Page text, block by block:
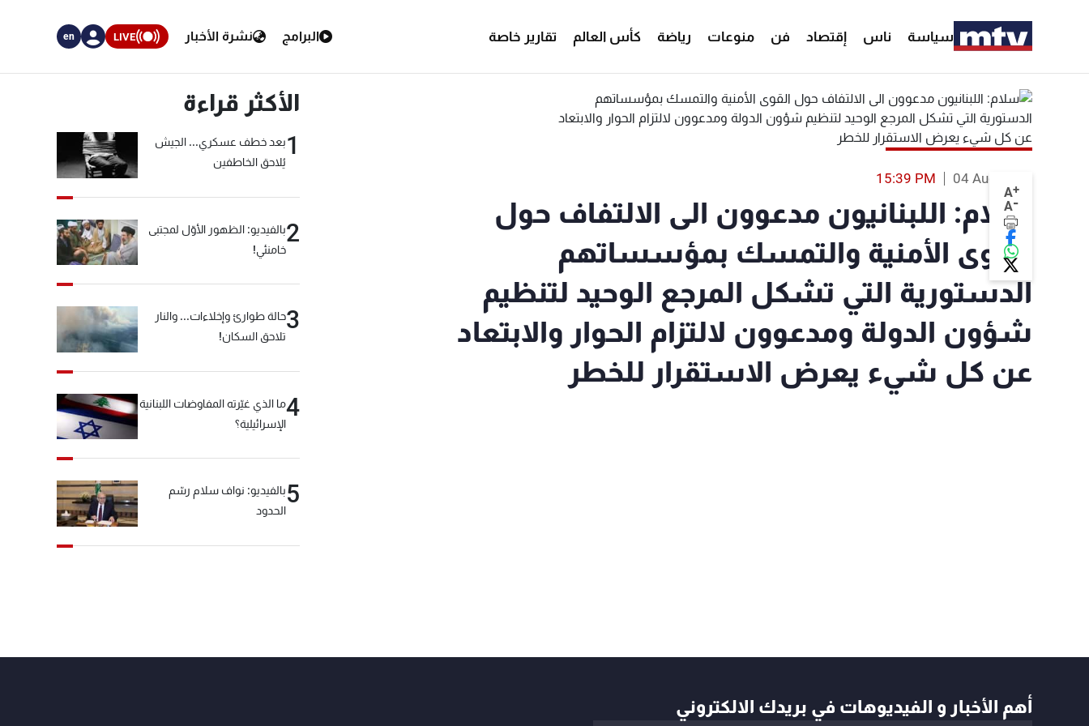
سياسة ناس إقتصاد فن منوعات رياضة كأس العالم تقارير خاصة البرامج نشرة الأخبار LIVE
en
A+
A-
04 Aug 2014
15:39 PM
سلام: اللبنانيون مدعوون الى الالتفاف حول
القوى الأمنية والتمسك بمؤسساتهم
الدستورية التي تشكل المرجع الوحيد لتنظيم
شؤون الدولة ومدعوون لالتزام الحوار والابتعاد
عن كل شيء يعرض الاستقرار للخطر
الأكثر قراءة
1بعد خطف عسكري... الجيش
يُلاحق الخاطفين
2بالفيديو: الظهور الأوّل لمجتبى
خامنئي!
3حالة طوارئ وإخلاءات... والنار
تلاحق السكان!
4ما الذي غيّرته المفاوضات اللبنانية
الإسرائيلية؟
5بالفيديو: نواف سلام رسّم
الحدود
أهم الأخبار و الفيديوهات في بريدك الالكتروني